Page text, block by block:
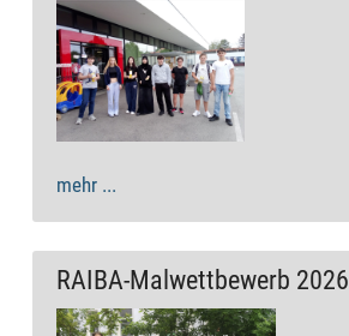
mehr ...
RAIBA-Malwettbewerb 2026